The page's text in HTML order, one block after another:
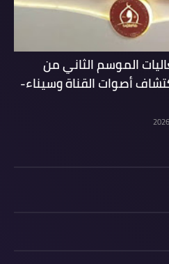
الموسم الثاني من
أصوات القناة وسيناء-